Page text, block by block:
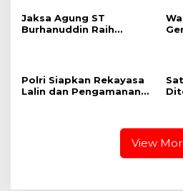
Jaksa Agung ST
Burhanuddin Raih
Polri Siapkan Rekayasa
Lalin dan Pengamanan
PT
View